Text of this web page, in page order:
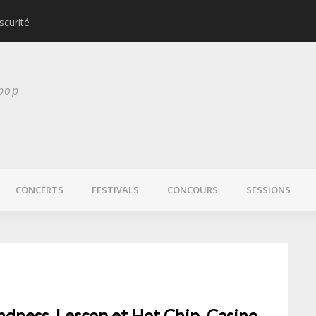
CONCERTS FESTIVALS CONCOURS SESSIONS